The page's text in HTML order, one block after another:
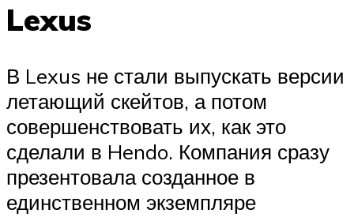
Lexus
В Lexus не стали выпускать версии
летающий скейтов, а потом
совершенствовать их, как это
сделали в Hendo. Компания сразу
презентовала созданное в
единственном экземпляре